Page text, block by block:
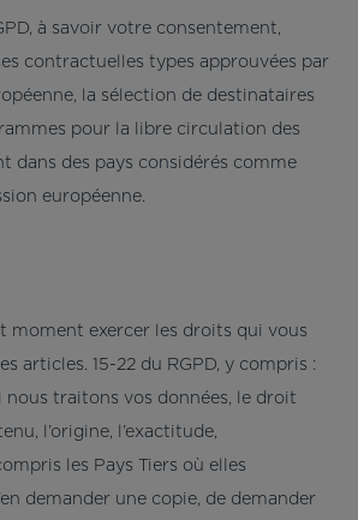
à savoir votre consentement,
contractuelles types approuvées par
la sélection de destinataires
pour la libre circulation des
dans des pays considérés comme
européenne.
moment exercer les droits qui vous
articles. 15-22 du RGPD, y compris :
nous traitons vos données, le droit
l’origine, l’exactitude,
les Pays Tiers où elles
demander une copie, de demander